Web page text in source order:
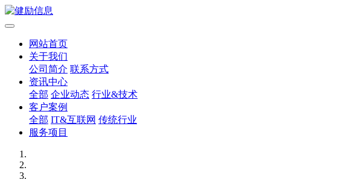
网站首页
关于我们
公司简介 联系方式
资讯中心
全部 企业动态 行业&技术
客户案例
全部 IT&互联网 传统行业
服务项目